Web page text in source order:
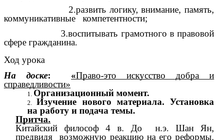
2.развить логику, внимание, память,
коммуникативные компетентности;
3.воспитывать грамотного в правовой
сфере гражданина.
Ход урока
На доске: «Право-это искусство добра и
справедливости»
Организационный момент.
Изучение нового материала. Установка
на работу и подача темы.
Притча.
Китайский философ 4 в. До н.э. Шан Ян,
предвидя возможную реакцию на его реформы.